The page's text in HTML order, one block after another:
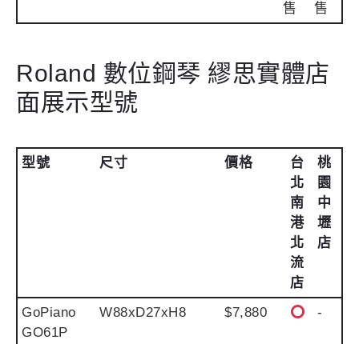
售
售
Roland 數位鋼琴 繆思實體店
面展示型號
型號 尺寸 價格
台
北
南
港
北
流
店
桃
園
中
壢
店
GoPiano
GO61P
W88xD27xH8 $7,880 -